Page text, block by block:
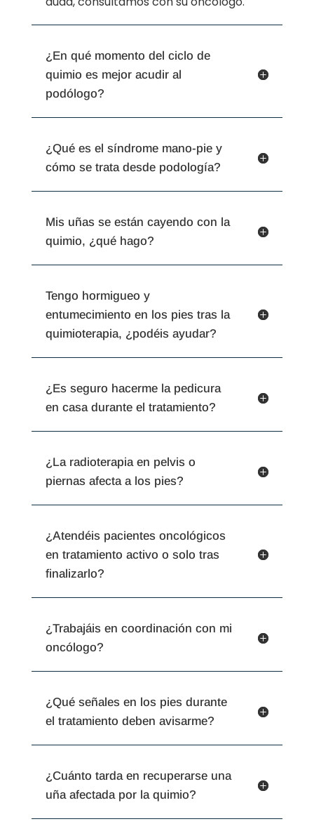
¿En qué momento del ciclo de
quimio es mejor acudir al
podólogo?
¿Qué es el síndrome mano-pie y
cómo se trata desde podología?
Mis uñas se están cayendo con la
quimio, ¿qué hago?
Tengo hormigueo y
entumecimiento en los pies tras la
quimioterapia, ¿podéis ayudar?
¿Es seguro hacerme la pedicura
en casa durante el tratamiento?
¿La radioterapia en pelvis o
piernas afecta a los pies?
¿Atendéis pacientes oncológicos
en tratamiento activo o solo tras
finalizarlo?
¿Trabajáis en coordinación con mi
oncólogo?
¿Qué señales en los pies durante
el tratamiento deben avisarme?
¿Cuánto tarda en recuperarse una
uña afectada por la quimio?